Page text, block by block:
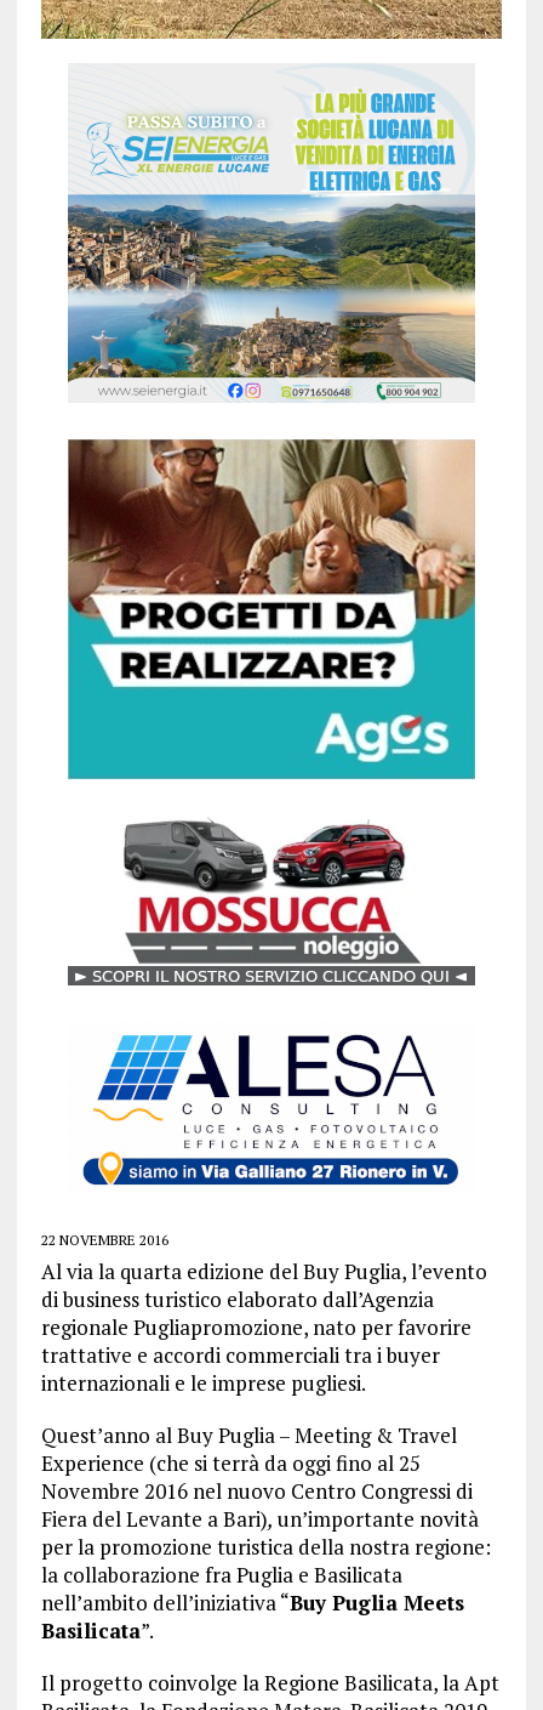
22 NOVEMBRE 2016
Al via la quarta edizione del Buy Puglia, l’evento
di business turistico elaborato dall’Agenzia
regionale Pugliapromozione, nato per favorire
trattative e accordi commerciali tra i buyer
internazionali e le imprese pugliesi.
Quest’anno al Buy Puglia – Meeting & Travel
Experience (che si terrà da oggi fino al 25
Novembre 2016 nel nuovo Centro Congressi di
Fiera del Levante a Bari), un’importante novità
per la promozione turistica della nostra regione:
la collaborazione fra Puglia e Basilicata
nell’ambito dell’iniziativa “Buy Puglia Meets
Basilicata”.
Il progetto coinvolge la Regione Basilicata, la Apt